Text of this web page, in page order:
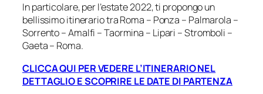
In particolare, per l’estate 2022, ti propongo un
bellissimo itinerario tra Roma – Ponza – Palmarola –
Sorrento – Amalfi – Taormina – Lipari – Stromboli –
Gaeta – Roma.
CLICCA QUI PER VEDERE L’ITINERARIO NEL
DETTAGLIO E SCOPRIRE LE DATE DI PARTENZA